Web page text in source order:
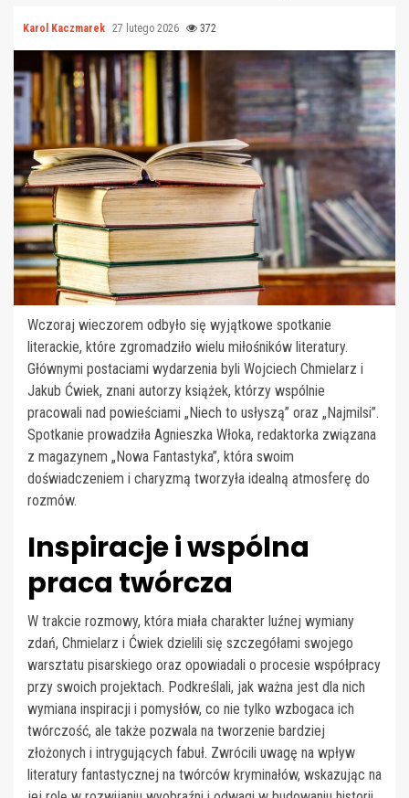
Karol Kaczmarek 27 lutego 2026 372
Wczoraj wieczorem odbyło się wyjątkowe spotkanie
literackie, które zgromadziło wielu miłośników literatury.
Głównymi postaciami wydarzenia byli Wojciech Chmielarz i
Jakub Ćwiek, znani autorzy książek, którzy wspólnie
pracowali nad powieściami „Niech to usłyszą” oraz „Najmilsi”.
Spotkanie prowadziła Agnieszka Włoka, redaktorka związana
z magazynem „Nowa Fantastyka”, która swoim
doświadczeniem i charyzmą tworzyła idealną atmosferę do
rozmów.
Inspiracje i wspólna
praca twórcza
W trakcie rozmowy, która miała charakter luźnej wymiany
zdań, Chmielarz i Ćwiek dzielili się szczegółami swojego
warsztatu pisarskiego oraz opowiadali o procesie współpracy
przy swoich projektach. Podkreślali, jak ważna jest dla nich
wymiana inspiracji i pomysłów, co nie tylko wzbogaca ich
twórczość, ale także pozwala na tworzenie bardziej
złożonych i intrygujących fabuł. Zwrócili uwagę na wpływ
literatury fantastycznej na twórców kryminałów, wskazując na